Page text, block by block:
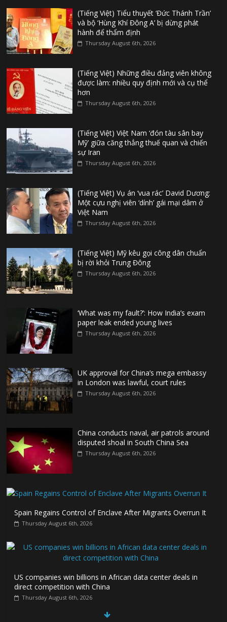
(Tiếng Việt) Tiểu thuyết ‘Đức Thánh Trần’
và bộ ‘Hùng Khí Đông A’ bị dừng phát
hành để thẩm định
Thursday August 6th, 2026
(Tiếng Việt) Những điều đảng viên không
được làm: nhiều quy định mới và cụ thể
hơn
Thursday August 6th, 2026
(Tiếng Việt) Việt Nam ‘đón tàu sân bay
Mỹ’ giữa căng thẳng thuế quan và chiến
sự Iran
Thursday August 6th, 2026
(Tiếng Việt) Vụ án ‘vua rác’ David Dương:
Một cựu nghị viên ‘dính’ gái mại dâm ở
Việt Nam
Thursday August 6th, 2026
(Tiếng Việt) Mỹ kêu gọi công dân chuẩn
bị rời khỏi Trung Đông
Thursday August 6th, 2026
‘What was my fault?’: How India’s exam
paper leak ended young lives
Thursday August 6th, 2026
UK approval for China’s mega embassy
in London was lawful, court rules
Thursday August 6th, 2026
China conducts naval, air patrols around
disputed shoal in South China Sea
Thursday August 6th, 2026
Spain Regains Control of Enclave After Migrants Overrun It
Thursday August 6th, 2026
US companies win billions in African data center deals in
direct competition with China
Thursday August 6th, 2026